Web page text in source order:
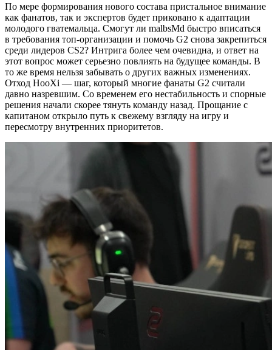
По мере формирования нового состава пристальное внимание
как фанатов, так и экспертов будет приковано к адаптации
молодого гватемальца. Смогут ли malbsMd быстро вписаться
в требования топ-организации и помочь G2 снова закрепиться
среди лидеров CS2? Интрига более чем очевидна, и ответ на
этот вопрос может серьезно повлиять на будущее команды. В
то же время нельзя забывать о других важных изменениях.
Отход HooXi — шаг, который многие фанаты G2 считали
давно назревшим. Со временем его нестабильность и спорные
решения начали скорее тянуть команду назад. Прощание с
капитаном открыло путь к свежему взгляду на игру и
пересмотру внутренних приоритетов.